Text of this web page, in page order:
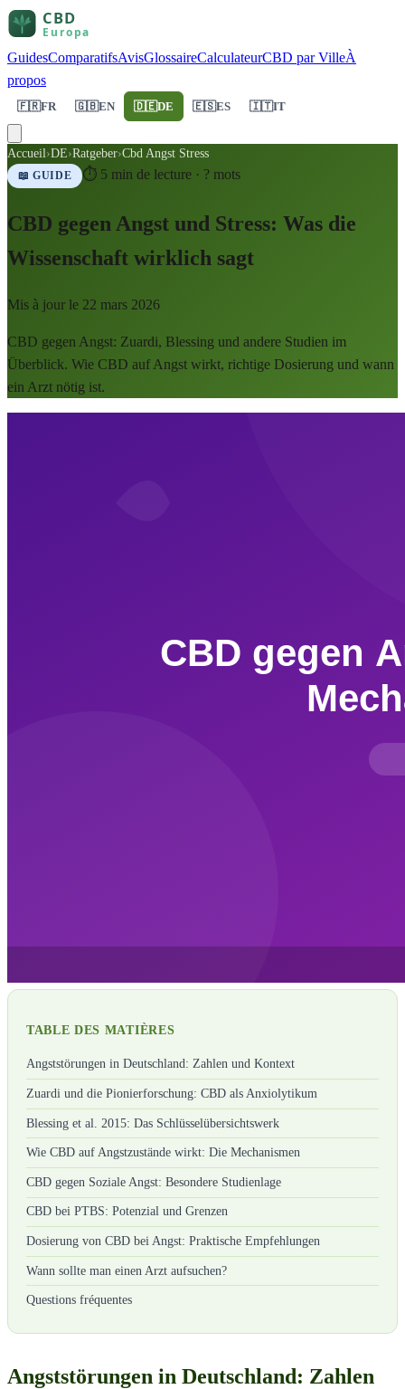
GuidesComparatifsAvisGlossaireCalculateurCBD par VilleÀ
propos
🇫🇷FR 🇬🇧EN 🇩🇪DE 🇪🇸ES 🇮🇹IT
Accueil›DE›Ratgeber›Cbd Angst Stress
📖 GUIDE ⏱ 5 min de lecture · ? mots
CBD gegen Angst und Stress: Was die
Wissenschaft wirklich sagt
Mis à jour le 22 mars 2026
CBD gegen Angst: Zuardi, Blessing und andere Studien im
Überblick. Wie CBD auf Angst wirkt, richtige Dosierung und wann
ein Arzt nötig ist.
TABLE DES MATIÈRES
Angststörungen in Deutschland: Zahlen und Kontext
Zuardi und die Pionierforschung: CBD als Anxiolytikum
Blessing et al. 2015: Das Schlüsselübersichtswerk
Wie CBD auf Angstzustände wirkt: Die Mechanismen
CBD gegen Soziale Angst: Besondere Studienlage
CBD bei PTBS: Potenzial und Grenzen
Dosierung von CBD bei Angst: Praktische Empfehlungen
Wann sollte man einen Arzt aufsuchen?
Questions fréquentes
Angststörungen in Deutschland: Zahlen